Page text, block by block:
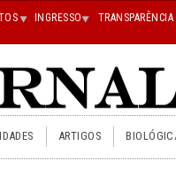
INGRESSO
ARTIGOS